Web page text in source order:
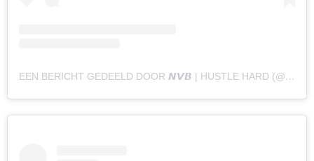
EEN BERICHT GEDEELD DOOR 𝙉𝙑𝘽 | HUSTLE HARD (@NAOMYVANBEEM)